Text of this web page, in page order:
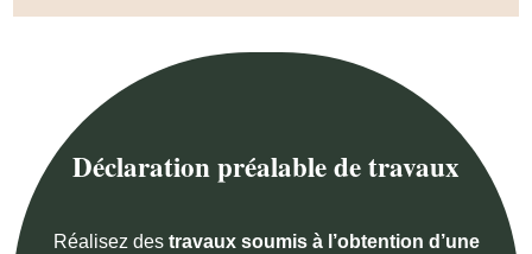
Déclaration préalable de travaux
Réalisez des travaux soumis à l’obtention d’une